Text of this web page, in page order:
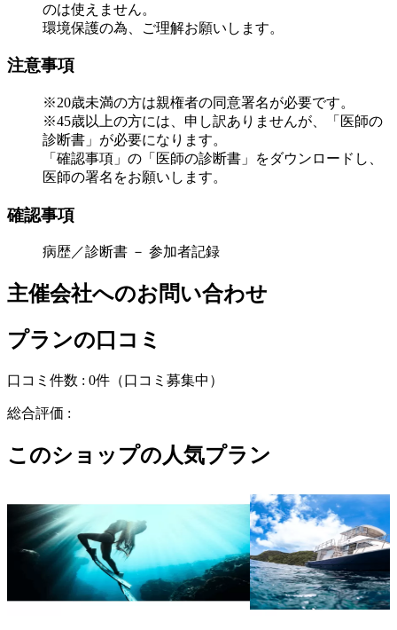
のは使えません。
環境保護の為、ご理解お願いします。
注意事項
※20歳未満の方は親権者の同意署名が必要です。
※45歳以上の方には、申し訳ありませんが、「医師の
診断書」が必要になります。
「確認事項」の「医師の診断書」をダウンロードし、
医師の署名をお願いします。
確認事項
病歴／診断書 － 参加者記録
主催会社へのお問い合わせ
プランの口コミ
口コミ件数 : 0件 （口コミ募集中）
総合評価 :
このショップの人気プラン